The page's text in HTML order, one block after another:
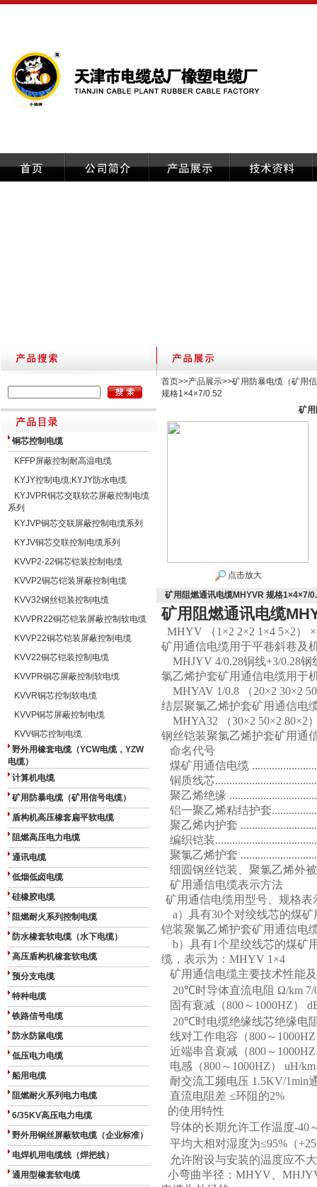
铜芯控制电缆
KFFP屏蔽控制耐高温电缆
KYJY控制电缆;KYJY防水电缆
KYJVPR铜芯交联软芯屏蔽控制电缆
系列
KYJVP铜芯交联屏蔽控制电缆系列
KYJV铜芯交联控制电缆系列
KVVP2-22铜芯铠装控制电缆
KVVP2铜芯铠装屏蔽控制电缆
KVV32钢丝铠装控制电缆
KVVPR22铜芯铠装屏蔽控制软电缆
KVVP22铜芯铠装屏蔽控制电缆
KVV22铜芯铠装控制电缆
KVVPR铜芯屏蔽控制软电缆
KVVR铜芯控制软电缆
KVVP铜芯屏蔽控制电缆
KVV铜芯控制电缆
野外用橡套电缆（YCW电缆，YZW
电缆）
计算机电缆
矿用防暴电缆（矿用信号电缆）
盾构机高压橡套扁平软电缆
阻燃高压电力电缆
通讯电缆
低烟低卤电缆
硅橡胶电缆
阻燃耐火系列控制电缆
防水橡套软电缆（水下电缆）
高压盾构机橡套软电缆
预分支电缆
特种电缆
铁路信号电缆
防水防鼠电缆
低压电力电缆
船用电缆
阻燃耐火系列电力电缆
6/35KV高压电力电缆
野外用铜丝屏蔽软电缆（企业标准）
电焊机用电缆线（焊把线）
通用型橡套软电缆
首页>>产品展示>>矿用防暴电缆（矿用
规格1×4×7/0.52
矿
点击放大
矿用阻燃通讯电缆MHYVR 规格1×4×7/
矿用阻燃通讯电缆
MHYV （1×2 2×2 1×4 5×2）
矿用通信电缆用于平巷斜巷及
MHJYV 4/0.28铜线+3/0.28钢
氯乙烯护套矿用通信电缆用于
MHYAV 1/0.8
（20×2 30×2
结层聚氯乙烯护套矿用通信电
MHYA32
（30×2 50×2 80×2
钢丝铠装聚氯乙烯护套矿用通
命名代号
煤矿用通信电缆
铜质线芯
聚乙烯绝缘
铝一聚乙烯粘结护套
聚乙烯内护套
编织铠装
聚氯乙烯护套
细圆钢丝铠装、聚氯乙烯外
矿用通信电缆表示方法
矿用通信电缆用型号、规格表
a）具有30个对绞线芯的煤
铠装聚氯乙烯护套矿用通信电
b）具有1个星绞线芯的煤矿
缆，表示为： MHYV 1×4
矿用通信电缆主要技术性能
20℃时导体直流电阻 Ω/km 7/
固有衰减（800～ 1000HZ）
20℃时电缆绝缘线芯绝缘电
线对工作电容（800～ 1000HZ
近端串音衰减（800～ 1000HZ
电感（800～ 1000HZ）
uH/
耐交流工频电压 1.5KV/1min
直流电阻差≤环阻的2%
的使用特性
导体的长期允许工作温度-40
平均大相对湿度为≤95%（
允许附设与安装的温度应不
小弯曲半径： MHYV、